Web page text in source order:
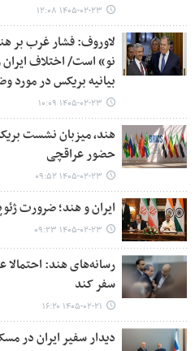
۱۴۰۵-۰۲-۲۳ ۱۲:۰۸
لاوروف: فشار غرب بر
نو» است/ اختلاف ایران
بیانیه بریکس در مورد
۱۴۰۵-۰۲-۲۳ ۱۰:۰۹
هند، میزبان نشست
حضور عراقچی
۱۴۰۵-۰۲-۲۳ ۰۹:۵۲
ایران و هند؛ ضرورت
۱۴۰۵-۰۲-۲۳ ۰۹:۲۳
رسانه‌های هند:
سفر کند
۱۴۰۵-۰۲-۲۱ ۱۶:۲۰
دیدار سفیر ایران در